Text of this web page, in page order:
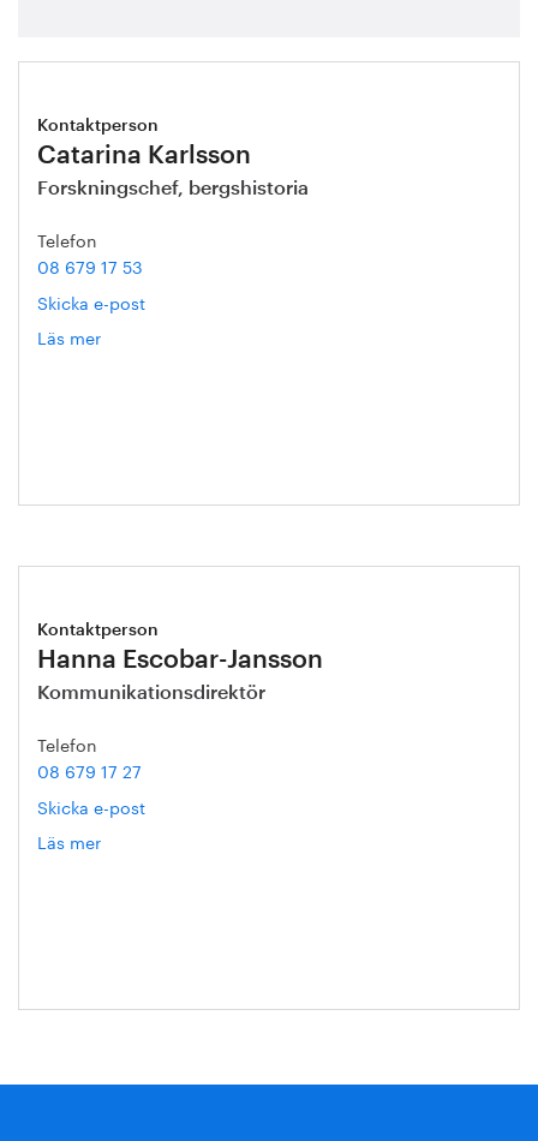
Kontaktperson
Catarina Karlsson
Forskningschef, bergshistoria
Telefon
08 679 17 53
Skicka e-post
Läs mer
Kontaktperson
Hanna Escobar-Jansson
Kommunikationsdirektör
Telefon
08 679 17 27
Skicka e-post
Läs mer